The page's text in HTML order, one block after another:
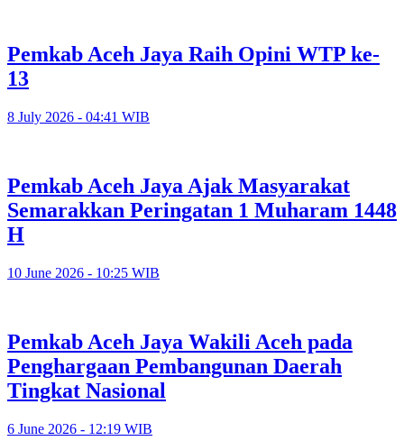
Pemkab Aceh Jaya Raih Opini WTP ke-
13
8 July 2026 - 04:41 WIB
Pemkab Aceh Jaya Ajak Masyarakat
Semarakkan Peringatan 1 Muharam 1448
H
10 June 2026 - 10:25 WIB
Pemkab Aceh Jaya Wakili Aceh pada
Penghargaan Pembangunan Daerah
Tingkat Nasional
6 June 2026 - 12:19 WIB